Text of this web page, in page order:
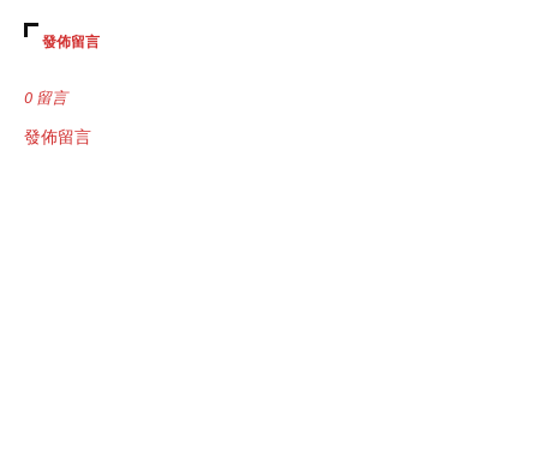
發佈留言
0 留言
發佈留言